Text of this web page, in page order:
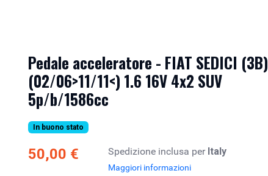
Pedale acceleratore - FIAT SEDICI (3B)
(02/06>11/11<) 1.6 16V 4x2 SUV
5p/b/1586cc
In buono stato
50,00 € Spedizione inclusa per Italy
Maggiori informazioni